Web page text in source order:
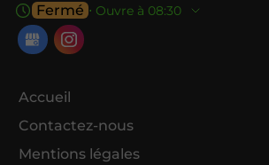
Fermé ⋅ Ouvre à 08:30
Accueil
Contactez-nous
Mentions légales